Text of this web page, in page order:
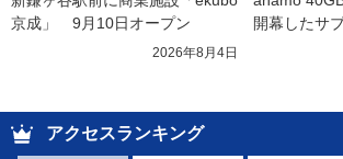
京成」　9月10日オープン
2026年8月4日
開幕したサ
アクセスランキング